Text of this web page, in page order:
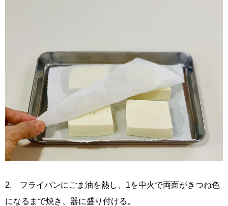
2. フライパンにごま油を熱し、1を中火で両面がきつね色
になるまで焼き、器に盛り付ける。